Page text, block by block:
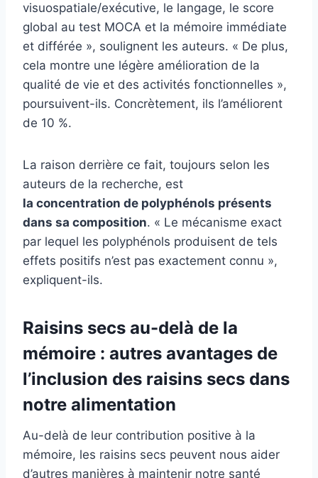
visuospatiale/exécutive, le langage, le score
global au test MOCA et la mémoire immédiate
et différée », soulignent les auteurs. « De plus,
cela montre une légère amélioration de la
qualité de vie et des activités fonctionnelles »,
poursuivent-ils. Concrètement, ils l’améliorent
de 10 %.
La raison derrière ce fait, toujours selon les
auteurs de la recherche, est
la concentration de polyphénols présents
dans sa composition. « Le mécanisme exact
par lequel les polyphénols produisent de tels
effets positifs n’est pas exactement connu »,
expliquent-ils.
Raisins secs au-delà de la
mémoire : autres avantages de
l’inclusion des raisins secs dans
notre alimentation
Au-delà de leur contribution positive à la
mémoire, les raisins secs peuvent nous aider
d’autres manières à maintenir notre santé